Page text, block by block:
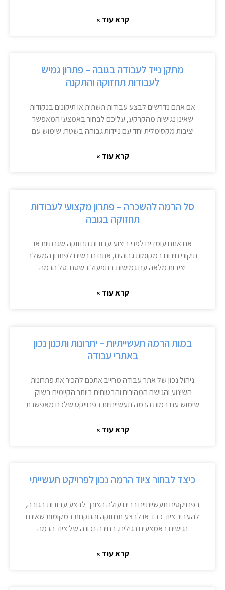
קרא עוד »
מתקן נייד לעבודה בגובה – פתרון גמיש
לעבודות תחזוקה והתקנה
אם אתם נדרשים לבצע עבודות תשתית או תיקונים בנקודות
שאינן נגישות מהקרקע, עליכם לבחור באמצעי המאפשר
יציבות מקסימלית יחד עם ניידות גבוהה בשטח. שימוש עם
קרא עוד »
סל הרמה להשכרה – פתרון מקצועי לעבודות
תחזוקה בגובה
אם אתם עומדים לפני ביצוע עבודות תחזוקה שגרתיות או
תיקוני חירום במקומות גבוהים, אתם נדרשים לפתרון המשלב
יציבות מלאה עם גמישות בתפעול בשטח. סל הרמה
קרא עוד »
במות הרמה תעשייתיות – יתרונות ותכנון נכון
באתרי עבודה
ניהול נכון של אתר עבודה מחייב אתכם להכיר את פתרונות
השינוע והגישה המהירים והבטוחים ביותר הקיימים בשוק.
שימוש עם במות הרמה תעשייתיות בפרוייקט שלכם מאפשרת
קרא עוד »
כיצד לבחור ציוד הרמה נכון לפרויקט תעשייתי
בפרויקטים תעשייתיים רבים עולה הצורך לבצע עבודות בגובה,
להעביר ציוד כבד או לבצע תחזוקה והתקנות במקומות שאינם
נגישים באמצעים רגילים. בחירה נכונה של ציוד הרמה
קרא עוד »